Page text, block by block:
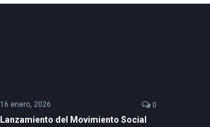
16 enero, 2026 0
Lanzamiento del Movimiento Social